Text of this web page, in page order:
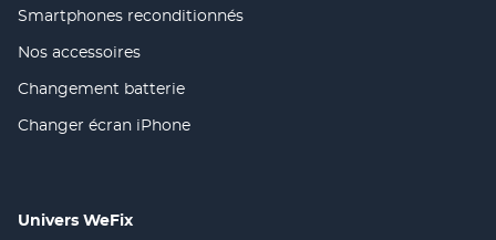
nouvelle
dans
nouvelle
Smartphones reconditionnés
(ouvre
dans
nouvelle
Nos accessoires
(ouvre
dans
nouvelle
Changement batterie
(ouvre
dans
Changer écran iPhone
(ouvre
fenêtre)
Univers WeFix